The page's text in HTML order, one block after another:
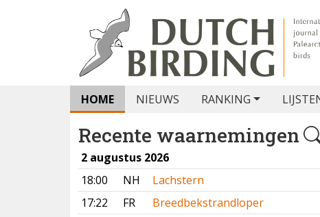
HOME NIEUWS RANKING
Recente waarnemingen
2 augustus 2026
18:00
NH
Lachstern
17:22
FR
Breedbekstrandloper